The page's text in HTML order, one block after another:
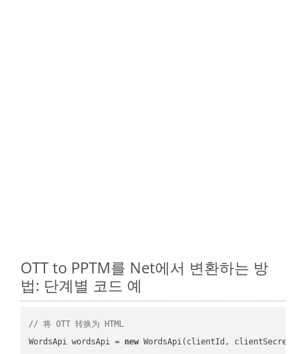
OTT to PPTM를 Net에서 변환하는 방
법: 단계별 코드 예
// 将 OTT 转换为 HTML
WordsApi wordsApi = new WordsApi(clientId, clientSecret);